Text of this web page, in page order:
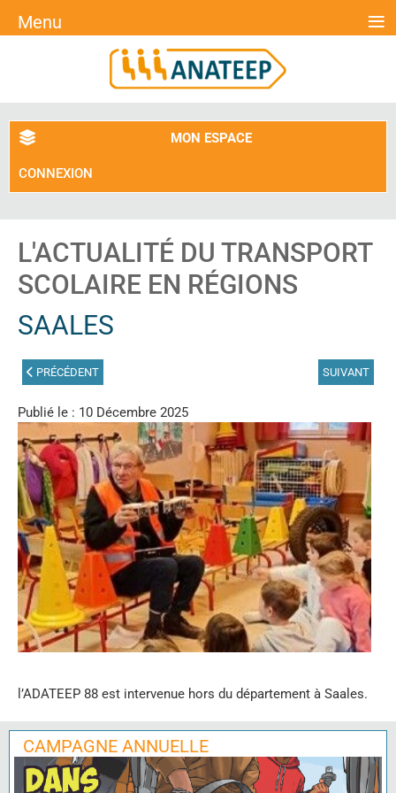
MON ESPACE
CONNEXION
L'ACTUALITÉ DU TRANSPORT
SCOLAIRE EN RÉGIONS
SAALES
ARTICLE PRÉCÉDENT : BACCARAT
PRÉCÉDENT ARTICLE
SUIVANT
Publié le : 10 Décembre 2025
l’ADATEEP 88 est intervenue hors du département à Saales.
CAMPAGNE ANNUELLE
Menu ≡